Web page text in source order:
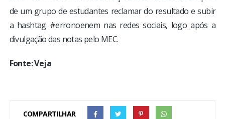
de um grupo de estudantes reclamar do resultado e subir
a hashtag #erronoenem nas redes sociais, logo após a
divulgação das notas pelo MEC.
Fonte: Veja
COMPARTILHAR